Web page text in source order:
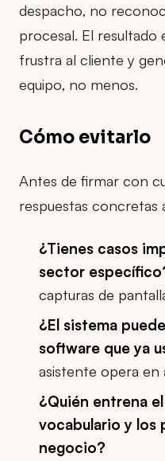
despacho, no
procesal. El resultado
frustra al cliente y
equipo, no menos.
Cómo evitarlo
Antes de firmar con
respuestas concretas
¿Tienes casos
sector
capturas de
¿El sistema
software que ya
asistente opera en
¿Quién entrena
vocabulario y los
negocio?